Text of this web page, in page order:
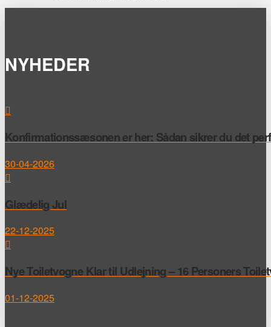
NYHEDER
Konfirmationssæsonen er her: Sådan sikrer du det
30-04-2026
Glædelig Jul
22-12-2025
Nye Toiletvogne Klar til Udlejning – 16 Personers
01-12-2025